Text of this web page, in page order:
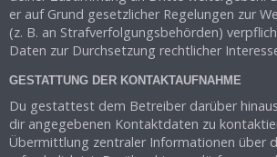
er auf Grund gesetzlicher Regelungen zur
(z. B. an Strafverfolgungsbehörden)
Daten zur Durchsetzung rechtlicher
GESTATTUNG DER KONTAKTAUFNAHME
Du gestattest dem Betreiber darüber
dir angegebenen Kontaktdaten zu
Übermittlung zentraler Informationen über